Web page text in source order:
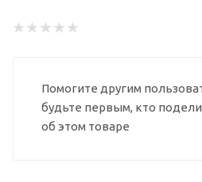
Помогите другим
будьте первым, кто
об этом товаре